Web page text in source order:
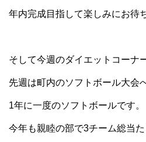
年内完成目指して楽しみにお待
そして今週のダイエットコーナ
先週は町内のソフトボール大会
1年に一度のソフトボールです。
今年も親睦の部で3チーム総当た